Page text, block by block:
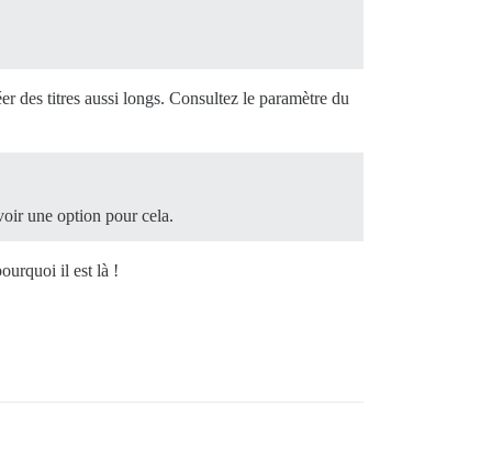
des titres aussi longs. Consultez le paramètre du
une option pour cela.
il est là !